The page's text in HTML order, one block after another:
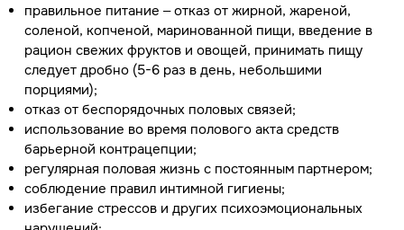
правильное питание – отказ от жирной, жареной,
соленой, копченой, маринованной пищи, введение в
рацион свежих фруктов и овощей, принимать пищу
следует дробно (5-6 раз в день, небольшими
порциями);
отказ от беспорядочных половых связей;
использование во время полового акта средств
барьерной контрацепции;
регулярная половая жизнь с постоянным партнером;
соблюдение правил интимной гигиены;
избегание стрессов и других психоэмоциональных